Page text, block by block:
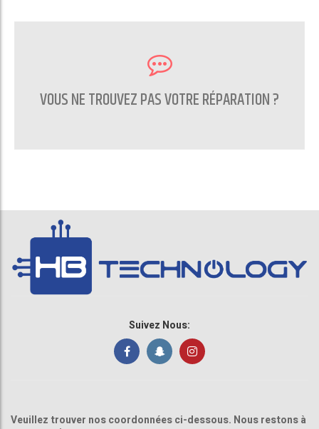
VOUS NE TROUVEZ PAS VOTRE RÉPARATION ?
CONTACTEZ NOUS
Suivez Nous:
Veuillez trouver nos coordonnées ci-dessous. Nous restons à